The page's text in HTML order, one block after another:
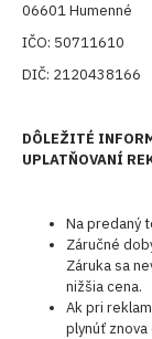
06601 Humenné
IČO: 50711610
DIČ: 2120438166
DÔLEŽITÉ
UPLATŇOVANÍ
Na predaný
Záručné
Záruka sa
nižšia cena.
Ak pri
plynúť